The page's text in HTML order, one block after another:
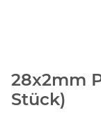
28x2mm
Stück)